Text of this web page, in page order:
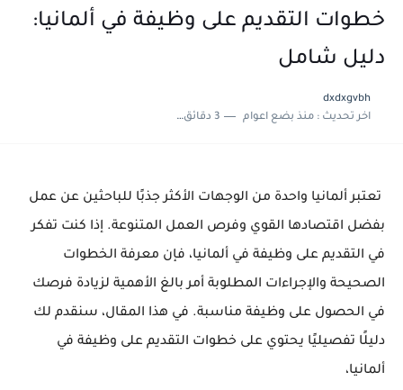
خطوات التقديم على وظيفة في ألمانيا:
دليل شامل
dxdxgvbh
اخر تحديث :منذ بضع اعوام 3 دقائق للقراءة
تعتبر ألمانيا واحدة من الوجهات الأكثر جذبًا للباحثين عن عمل
بفضل اقتصادها القوي وفرص العمل المتنوعة. إذا كنت تفكر
في التقديم على وظيفة في ألمانيا، فإن معرفة الخطوات
الصحيحة والإجراءات المطلوبة أمر بالغ الأهمية لزيادة فرصك
في الحصول على وظيفة مناسبة. في هذا المقال، سنقدم لك
دليلًا تفصيليًا يحتوي على خطوات التقديم على وظيفة في
ألمانيا،